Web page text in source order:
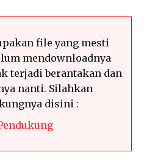
file yang mesti
mendownloadnya
terjadi berantakan dan
nanti. Silahkan
disini :